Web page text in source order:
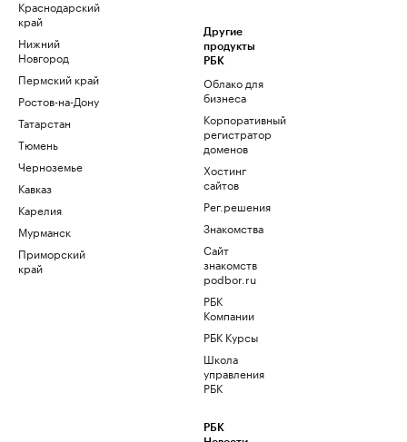
Краснодарский
край
Нижний
Новгород
Пермский край
Ростов-на-Дону
Татарстан
Тюмень
Черноземье
Кавказ
Карелия
Мурманск
Приморский
край
Другие
продукты
РБК
Облако для
бизнеса
Корпоративный
регистратор
доменов
Хостинг
сайтов
Рег.решения
Знакомства
Сайт
знакомств
podbor.ru
РБК
Компании
РБК Курсы
Школа
управления
РБК
РБК